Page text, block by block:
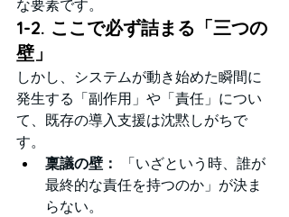
な要素です。
1-2. ここで必ず詰まる「三つの
壁」
しかし、システムが動き始めた瞬間に
発生する「副作用」や「責任」につい
て、既存の導入支援は沈黙しがちで
す。
稟議の壁：
「いざという時、誰が
最終的な責任を持つのか」が決ま
らない。